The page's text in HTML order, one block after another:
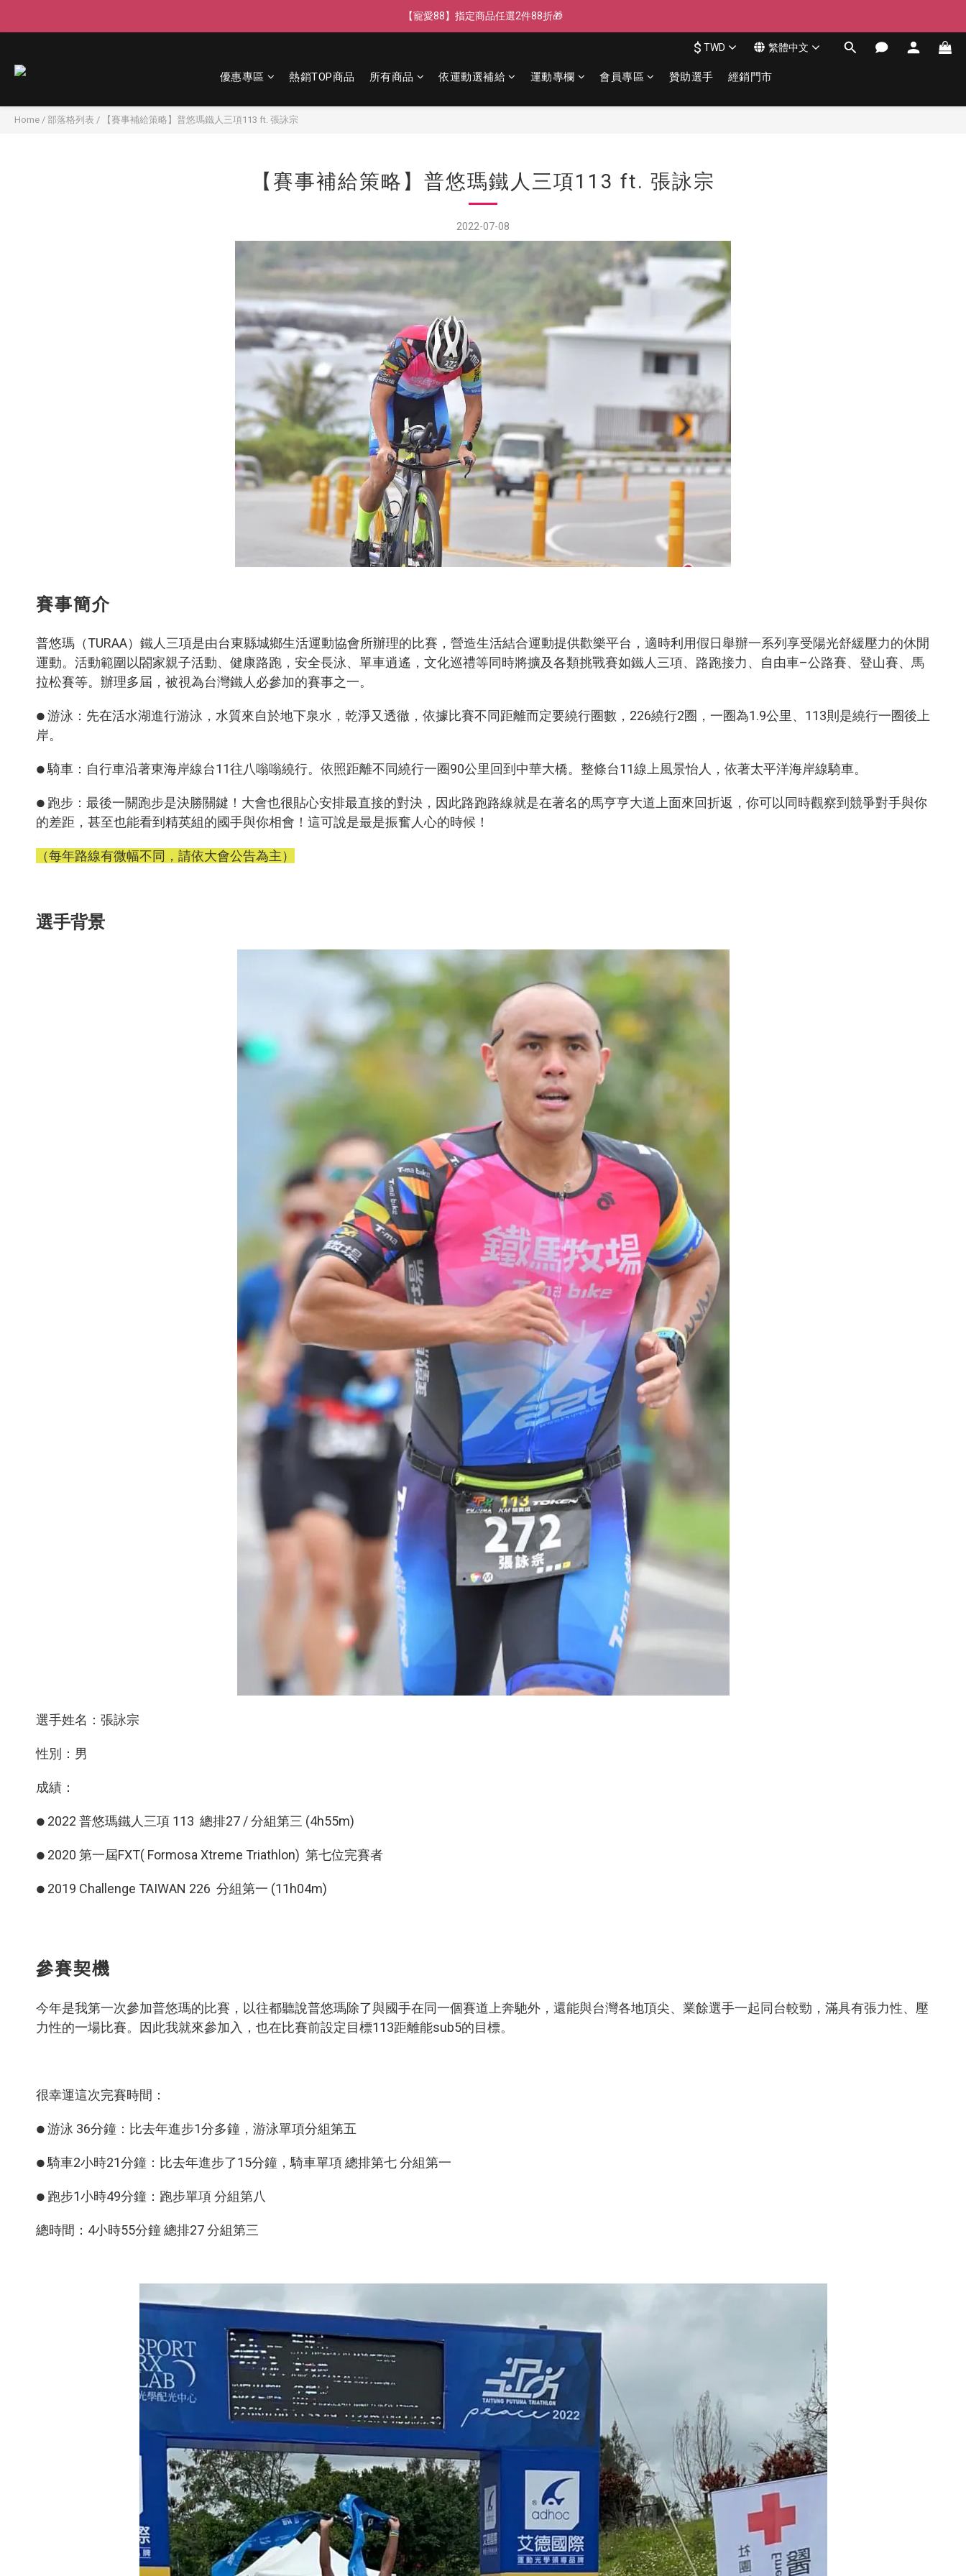
【寵愛88】指定商品任選2件88折🎁
【寵愛88】指定商品任選2件88折🎁
【LINE好友】綁定贈100元折價券🌟
$ TWD 繁體中文
優惠專區 熱銷TOP商品 所有商品 依運動選補給 運動專欄 會員專區 贊助選手 經銷門市
Home / 部落格列表 / 【賽事補給策略】普悠瑪鐵人三項113 ft. 張詠宗
【賽事補給策略】普悠瑪鐵人三項113 ft. 張詠宗
2022-07-08
賽事簡介
普悠瑪（TURAA）鐵人三項是由台東縣城鄉生活運動協會所辦理的比賽，營造生活結合運動提供歡樂平台，適時利用假日舉辦一系列享受陽光舒緩壓力的休閒
運動。活動範圍以閤家親子活動、健康路跑，安全長泳、單車逍遙，文化巡禮等同時將擴及各類挑戰賽如鐵人三項、路跑接力、自由車–公路賽、登山賽、馬
拉松賽等。辦理多屆，被視為台灣鐵人必參加的賽事之一。
● 游泳：先在活水湖進行游泳，水質來自於地下泉水，乾淨又透徹，依據比賽不同距離而定要繞行圈數，226繞行2圈，一圈為1.9公里、113則是繞行一圈後上
岸。
● 騎車：自行車沿著東海岸線台11往八嗡嗡繞行。依照距離不同繞行一圈90公里回到中華大橋。整條台11線上風景怡人，依著太平洋海岸線騎車。
● 跑步：最後一關跑步是決勝關鍵！大會也很貼心安排最直接的對決，因此路跑路線就是在著名的馬亨亨大道上面來回折返，你可以同時觀察到競爭對手與你
的差距，甚至也能看到精英組的國手與你相會！這可說是最是振奮人心的時候！
（每年路線有微幅不同，請依大會公告為主）
選手背景
選手姓名：張詠宗
性別：男
成績：
● 2022 普悠瑪鐵人三項 113 總排27 / 分組第三 (4h55m)
● 2020 第一屆FXT( Formosa Xtreme Triathlon) 第七位完賽者
● 2019 Challenge TAIWAN 226 分組第一 (11h04m)
參賽契機
今年是我第一次參加普悠瑪的比賽，以往都聽說普悠瑪除了與國手在同一個賽道上奔馳外，還能與台灣各地頂尖、業餘選手一起同台較勁，滿具有張力性、壓
力性的一場比賽。因此我就來參加入，也在比賽前設定目標113距離能sub5的目標。
很幸運這次完賽時間：
● 游泳 36分鐘：比去年進步1分多鐘，游泳單項分組第五
● 騎車2小時21分鐘：比去年進步了15分鐘，騎車單項 總排第七 分組第一
● 跑步1小時49分鐘：跑步單項 分組第八
總時間：4小時55分鐘 總排27 分組第三